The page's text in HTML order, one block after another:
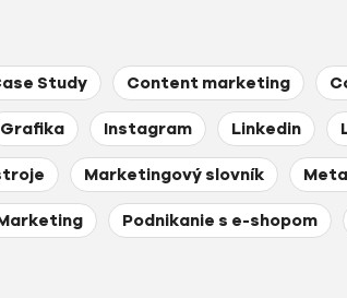
Study Content marketing
Grafika Instagram Linkedin
Marketingový slovník
Podnikanie s e-shopom